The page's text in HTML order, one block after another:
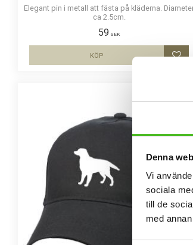
Denna
Vi
sociala
till de
med
Elegant pin i metall att fästa på kläderna.
ca 2.5cm.
59 SEK
KÖP